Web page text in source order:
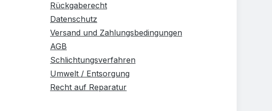
Rückgaberecht
Datenschutz
Versand und Zahlungsbedingungen
AGB
Schlichtungsverfahren
Umwelt / Entsorgung
Recht auf Reparatur